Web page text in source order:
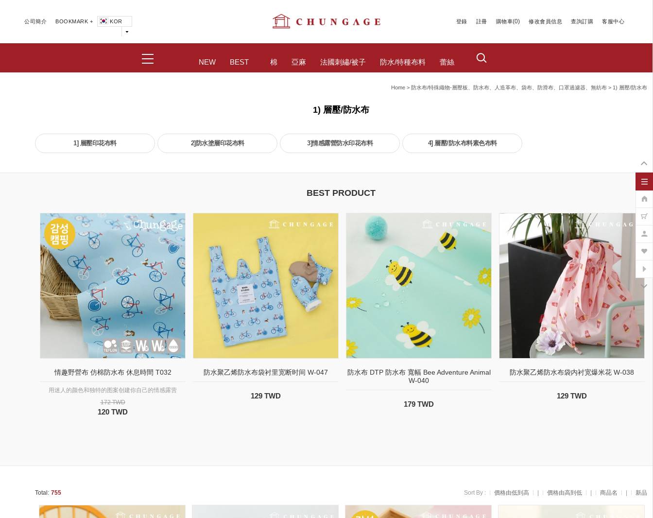
公司簡介 BOOKMARK + KOR 登錄 註冊 購物車(0) 修改會員信息 查詢訂購 客服中心
NEW BEST 棉 亞麻 法國刺繡/被子 防水/特種布料 蕾絲
Home > 防水布/特殊織物-層壓板、防水布、人造革布、袋布、防滑布、口罩過濾器、無紡布 > 1) 層壓/防水布
1) 層壓/防水布
1] 層壓印花布料 2]防水塗層印花布料 3]情感露營防水印花布料 4] 層壓/防水布料素色布料
BEST PRODUCT
情趣野營布 仿棉防水布 休息時間 T032
用迷人的颜色和独特的图案创建你自己的情感露营
172 TWD
120 TWD
防水聚乙烯防水布袋衬里宽断时间 W-047
129 TWD
防水布 DTP 防水布 寬幅 Bee Adventure Animal
W-040
179 TWD
防水聚乙烯防水布袋内衬宽爆米花 W-038
129 TWD
Total: 755 Sort By : 價格由低到高 價格由高到低 商品名 新品